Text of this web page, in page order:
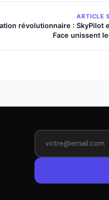
ARTICLE
révolutionnaire : SkyPilot
Face unissent